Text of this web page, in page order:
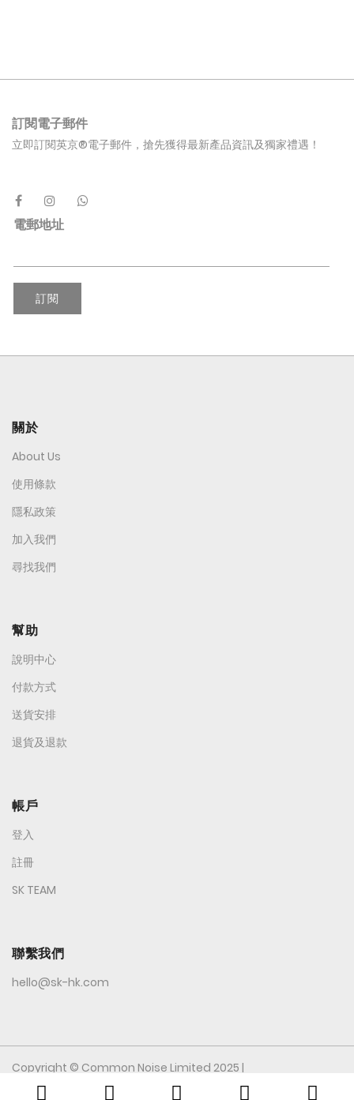
訂閱電子郵件
立即訂閱英京®電子郵件，搶先獲得最新產品資訊及獨家禮遇！
電郵地址
訂閱
關於
About Us
使用條款
隱私政策
加入我們
尋找我們
幫助
說明中心
付款方式
送貨安排
退貨及退款
帳戶
登入
註冊
SK TEAM
聯繫我們
hello@sk-hk.com
Copyright © Common Noise Limited 2025 |